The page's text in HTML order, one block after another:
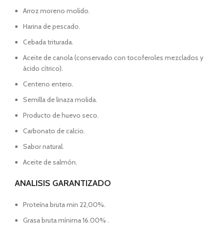
Arroz moreno molido.
Harina de pescado.
Cebada triturada.
Aceite de canola (conservado con tocoferoles mezclados y
ácido cítrico).
Centeno entero.
Semilla de linaza molida.
Producto de huevo seco.
Carbonato de calcio.
Sabor natural.
Aceite de salmón.
ANALISIS GARANTIZADO
Proteína bruta min 22,00%.
Grasa bruta mínima 16.00% .